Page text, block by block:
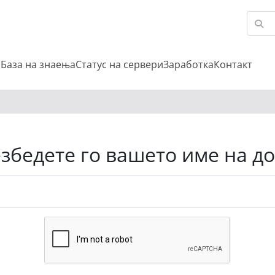
База на знаењаСтатус на сервериЗаработкаКонтакт
го вашето име на